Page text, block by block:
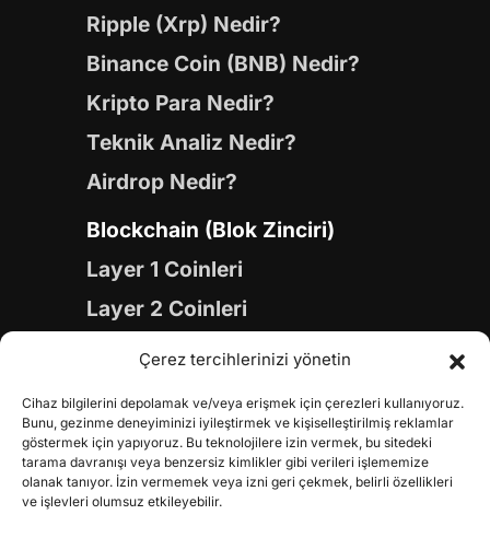
Çerez tercihlerinizi yönetin
Cihaz bilgilerini depolamak ve/veya erişmek için çerezleri kullanıyoruz.
Bunu, gezinme deneyiminizi iyileştirmek ve kişiselleştirilmiş reklamlar
göstermek için yapıyoruz. Bu teknolojilere izin vermek, bu sitedeki
tarama davranışı veya benzersiz kimlikler gibi verileri işlememize
olanak tanıyor. İzin vermemek veya izni geri çekmek, belirli özellikleri
ve işlevleri olumsuz etkileyebilir.
Ripple (Xrp) Nedir?
Binance Coin (BNB) Nedir?
Kripto Para Nedir?
Teknik Analiz Nedir?
Airdrop Nedir?
Blockchain (Blok Zinciri)
Layer 1 Coinleri
Layer 2 Coinleri
Yapay Zeka (AI) Coinleri
Gaming Coinleri
RWA Coinleri
DeFi Coinleri